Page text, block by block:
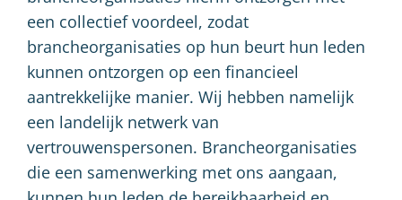
een collectief voordeel, zodat
brancheorganisaties op hun beurt hun leden
kunnen ontzorgen op een financieel
aantrekkelijke manier. Wij hebben namelijk
een landelijk netwerk van
vertrouwenspersonen. Brancheorganisaties
die een samenwerking met ons aangaan,